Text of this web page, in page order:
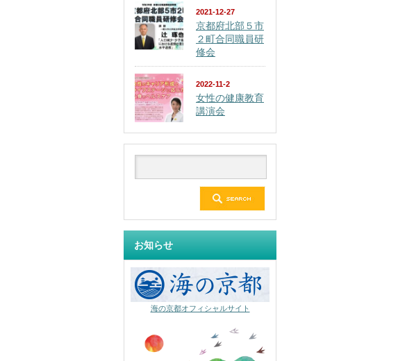
2021-12-27
京都府北部５市
２町合同職員研
修会
2022-11-2
女性の健康教育
講演会
お知らせ
海の京都オフィシャルサイト